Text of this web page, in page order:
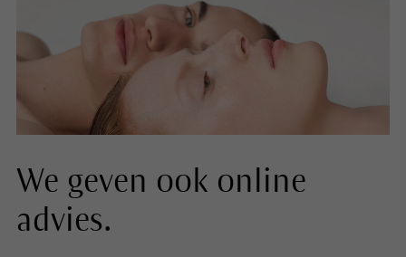
We geven ook online
advies.